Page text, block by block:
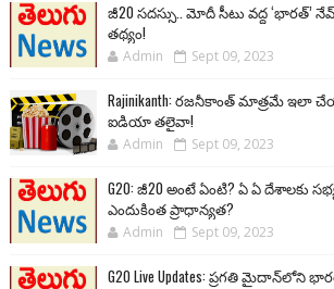
జీ20 సదస్సు.. మోదీ సీటు వద్ద ‘భారత్’
తథ్యం!
Admin Sept 09, 2023
Rajinikanth: రజనీకాంత్ మాత్రమే
ఐడియా తలైవా!
Admin Sept 09, 2023
G20: జీ20 అంటే ఏంటి? ఏ ఏ దేశాలకు
ఎందుకింత ప్రాధాన్యత?
Admin Sept 09, 2023
G20 Live Updates: ప్రగతి మైదాన్‌లోని